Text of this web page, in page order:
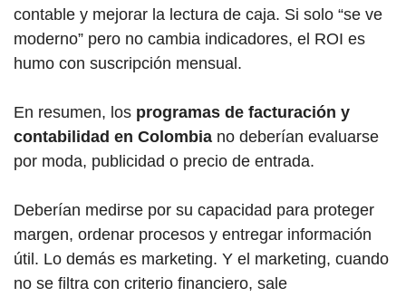
contable y mejorar la lectura de caja. Si solo “se ve
moderno” pero no cambia indicadores, el ROI es
humo con suscripción mensual.
En resumen, los programas de facturación y
contabilidad en Colombia no deberían evaluarse
por moda, publicidad o precio de entrada.
Deberían medirse por su capacidad para proteger
margen, ordenar procesos y entregar información
útil. Lo demás es marketing. Y el marketing, cuando
no se filtra con criterio financiero, sale